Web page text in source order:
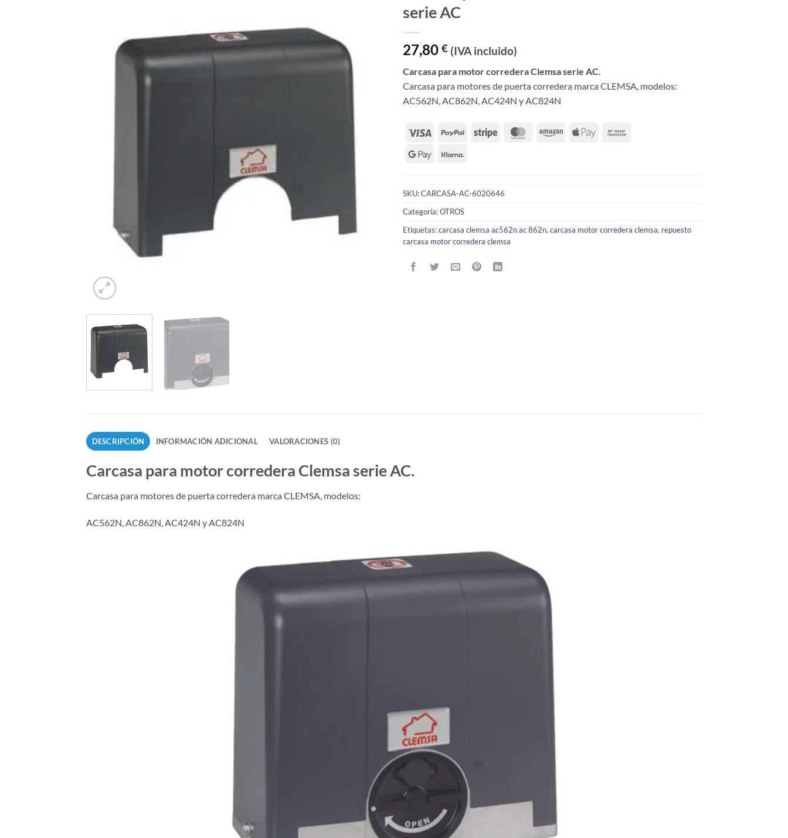
serie AC
27,80 € (IVA incluido)
Carcasa para motor corredera Clemsa serie AC.
Carcasa para motores de puerta corredera marca CLEMSA, modelos:
AC562N, AC862N, AC424N y AC824N
SKU:CARCASA-AC-6020646
Categoría:OTROS
Etiquetas:carcasa clemsa ac562n ac 862n, carcasa motor corredera clemsa, repuesto
carcasa motor corredera clemsa
DESCRIPCIÓN INFORMACIÓN ADICIONAL VALORACIONES (0)
Carcasa para motor corredera Clemsa serie AC.
Carcasa para motores de puerta corredera marca CLEMSA, modelos:
AC562N, AC862N, AC424N y AC824N